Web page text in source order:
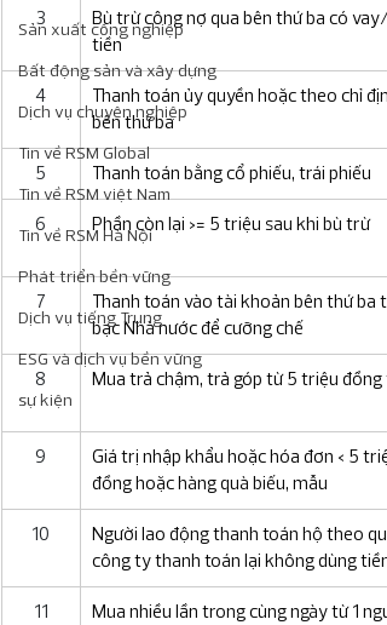
Sản xuất công nghiệp
Bất động sản và xây dựng
Dịch vụ chuyên nghiệp
Tin về RSM Global
Tin về RSM việt Nam
Tin về RSM Hà Nội
Phát triển bền vững
Dịch vụ tiếng Trung
ESG và dịch vụ bền vững
sự kiện
3
Bù trừ công nợ qua bên thứ ba có
tiền
4
Thanh toán ủy quyền hoặc theo chỉ
bên thứ ba
5 Thanh toán bằng cổ phiếu, trái phiếu
6 Phần còn lại >= 5 triệu sau khi bù trừ
7
Thanh toán vào tài khoản bên thứ ba
bạc Nhà nước để cưỡng chế
8 Mua trả chậm, trả góp từ 5 triệu đồng
9
Giá trị nhập khẩu hoặc hóa đơn < 5
đồng hoặc hàng quà biếu, mẫu
10
Người lao động thanh toán hộ theo
công ty thanh toán lại không dùng tiền
11
Mua nhiều lần trong cùng ngày từ 1